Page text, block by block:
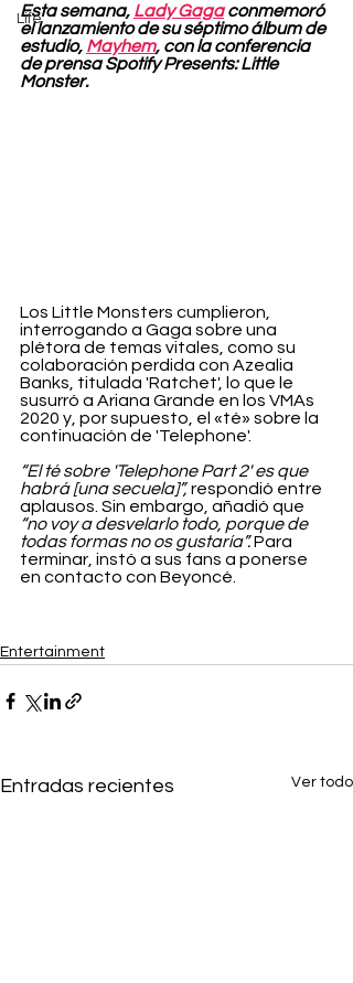
Life
Esta semana, Lady Gaga conmemoró
el lanzamiento de su séptimo álbum de
estudio, Mayhem, con la conferencia
de prensa Spotify Presents: Little
Monster.
Los Little Monsters cumplieron,
interrogando a Gaga sobre una
plétora de temas vitales, como su
colaboración perdida con Azealia
Banks, titulada 'Ratchet', lo que le
susurró a Ariana Grande en los VMAs
2020 y, por supuesto, el «té» sobre la
continuación de 'Telephone'.
“El té sobre 'Telephone Part 2' es que
habrá [una secuela]”, respondió entre
aplausos. Sin embargo, añadió que
“no voy a desvelarlo todo, porque de
todas formas no os gustaría”. Para
terminar, instó a sus fans a ponerse
en contacto con Beyoncé.
Entertainment
Entradas recientes Ver todo